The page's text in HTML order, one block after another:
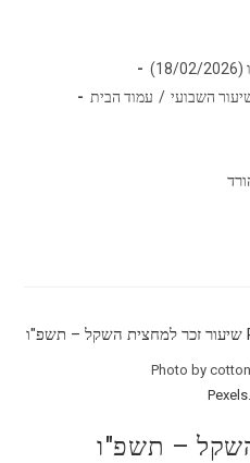
השבועי / עמוד הבית
Photo by
– תשפ"ו